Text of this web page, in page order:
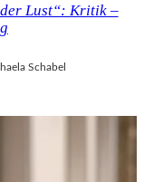
der Lust“: Kritik –
Schabel